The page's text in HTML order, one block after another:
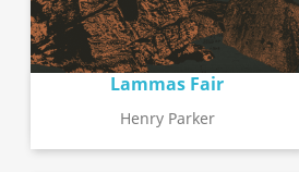
Lammas Fair
Henry Parker